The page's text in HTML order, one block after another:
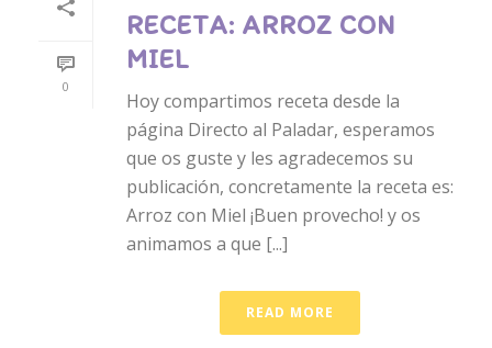
0
RECETA: ARROZ CON
MIEL
Hoy compartimos receta desde la
página Directo al Paladar, esperamos
que os guste y les agradecemos su
publicación, concretamente la receta es:
Arroz con Miel ¡Buen provecho! y os
animamos a que [...]
READ MORE